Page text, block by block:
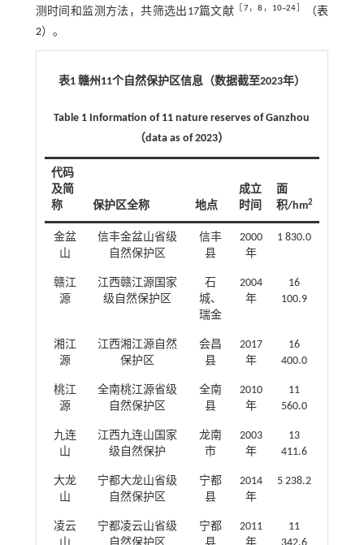
测时间和监测方法，共筛选出17篇文献
7，8 ， 10~24 （表
2）。
表1 赣州11个自然保护区信息（数据截至2023年）
Table 1 Information of 11 nature reserves of Ganzhou
（data as of 2023）
代码
及简
称
保护区全称 地点
成立
时间
面
积/hm2
金盆
山
信丰金盆山省级
自然保护区
信丰
县
2000
年
1 830.0
赣江
源
江西赣江源国家
级自然保护区
石
城、
瑞金
2004
年
16
100.9
湘江
源
江西湘江源自然
保护区
会昌
县
2017
年
16
400.0
桃江
源
全南桃江源省级
自然保护区
全南
县
2010
年
11
560.0
九连
山
江西九连山国家
级自然保护
龙南
市
2003
年
13
411.6
大龙
山
宁都大龙山省级
自然保护区
宁都
县
2014
年
5 238.2
凌云
宁都凌云山省级
宁都
2011
11